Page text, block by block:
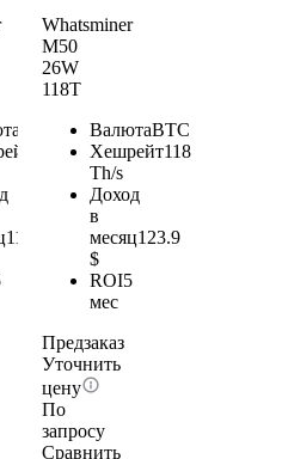
119.7
Whatsminer
M50
26W
118T
ВалютаBTC
Хешрейт118
Th/s
Доход
в
месяц123.9
$
ROI5
мес
Предзаказ
Уточнить
цену
По
запросу
Сравнить